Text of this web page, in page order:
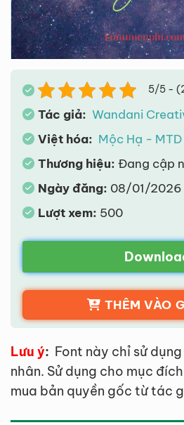
5/5 -
Tác giả: Wandani
Việt hóa: Mộc Hạ - MTD
Thương hiệu: Đang cập
Ngày đăng: 08/01/2026
Lượt xem: 500
THÊM VÀO
Lưu ý: Font này chỉ sử
nhân. Sử dụng cho mục
mua bản quyền gốc từ tác